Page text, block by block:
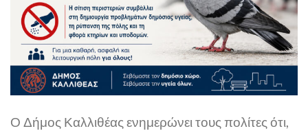
Ο Δήμος Καλλιθέας ενημερώνει τους πολίτες ότι,